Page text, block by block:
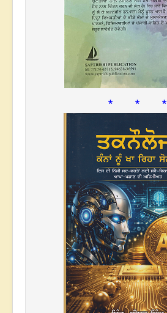
* * *